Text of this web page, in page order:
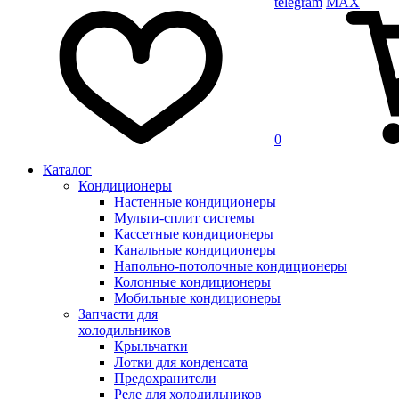
0
Каталог
Кондиционеры
Настенные кондиционеры
Мульти-сплит системы
Кассетные кондиционеры
Канальные кондиционеры
Напольно-потолочные кондиционеры
Колонные кондиционеры
Мобильные кондиционеры
Запчасти для
холодильников
Крыльчатки
Лотки для конденсата
Предохранители
Реле для холодильников